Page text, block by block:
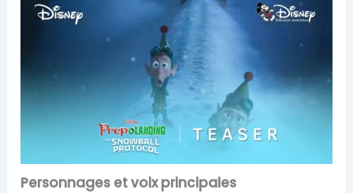
Personnages et voix principales